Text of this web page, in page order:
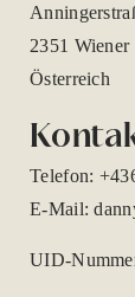
2351
Österreich
Telefon:
E-Mail:
UID-